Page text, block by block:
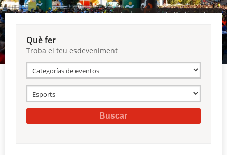
València en esport ▼
Reserves
Esdeveniments Participatius
Què fer
Troba el teu esdeveniment